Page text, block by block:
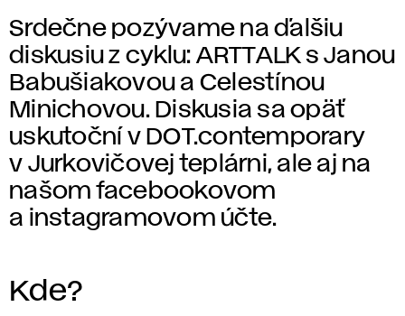
Srdečne pozývame na ďalšiu
diskusiu z cyklu: ARTTALK s Janou
Babušiakovou a Celestínou
Minichovou. Diskusia sa opäť
uskutoční v DOT.contemporary
v Jurkovičovej teplárni, ale aj na
našom facebookovom
a instagramovom účte.
Kde?